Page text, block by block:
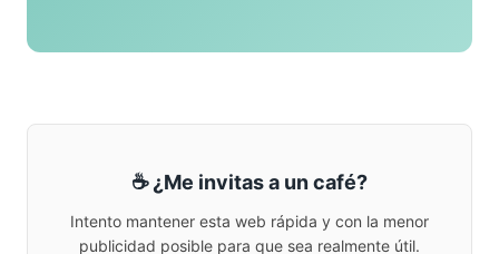
☕ ¿Me invitas a un café?
Intento mantener esta web rápida y con la menor
publicidad posible para que sea realmente útil.